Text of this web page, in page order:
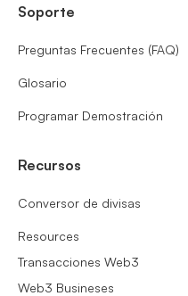
Soporte
Preguntas Frecuentes (FAQ)
Glosario
Programar Demostración
Recursos
Conversor de divisas
Resources
Transacciones Web3
Web3 Busineses